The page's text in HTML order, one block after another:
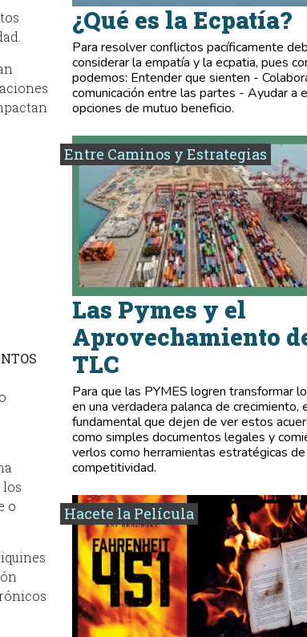
o
¿Qué es la Ecpatía?
Para resolver conflictos pacíficamente
considerar la empatía y la ecpatia, pues
podemos: Entender que sienten -
comunicación entre las partes - Ayudar a
opciones de mutuo beneficio.
Entre Caminos y Estrategias
Las Pymes y el
Aprovechamiento
TLC
Para que las PYMES logren transformar
en una verdadera palanca de crecimiento,
fundamental que dejen de ver estos
como simples documentos legales y
verlos como herramientas estratégicas de
competitividad.
Hacete la Película